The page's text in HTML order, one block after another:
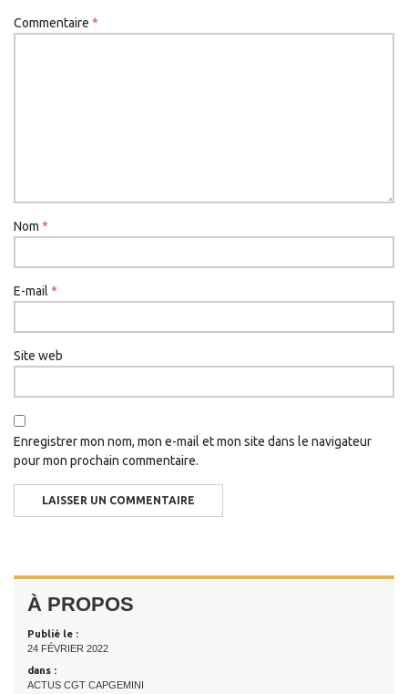
Commentaire *
Nom *
E-mail *
Site web
Enregistrer mon nom, mon e-mail et mon site dans le navigateur
pour mon prochain commentaire.
À PROPOS
Publié le :
24 FÉVRIER 2022
dans :
ACTUS CGT CAPGEMINI